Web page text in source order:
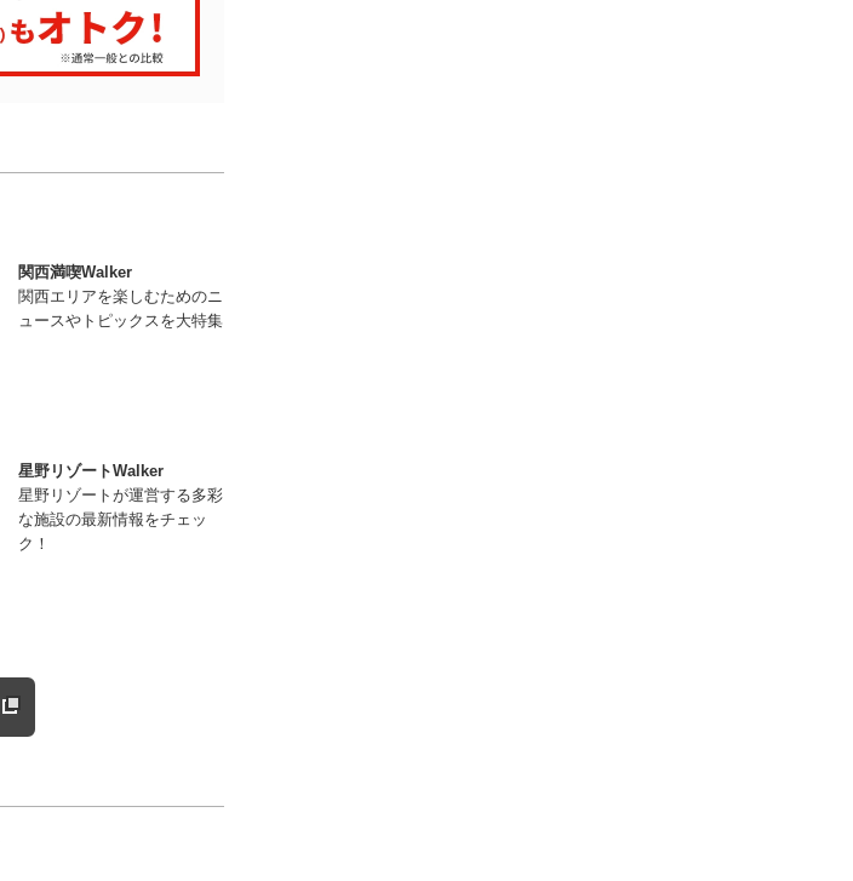
関西満喫Walker
関西エリアを楽しむためのニ
ュースやトピックスを大特集
星野リゾートWalker
星野リゾートが運営する多彩
な施設の最新情報をチェッ
ク！